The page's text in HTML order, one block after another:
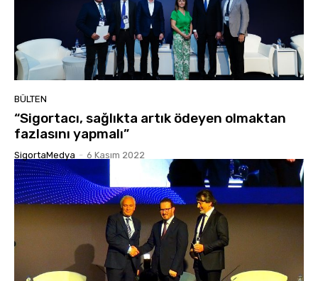
BÜLTEN
“Sigortacı, sağlıkta artık ödeyen olmaktan
fazlasını yapmalı”
SigortaMedya - 6 Kasım 2022